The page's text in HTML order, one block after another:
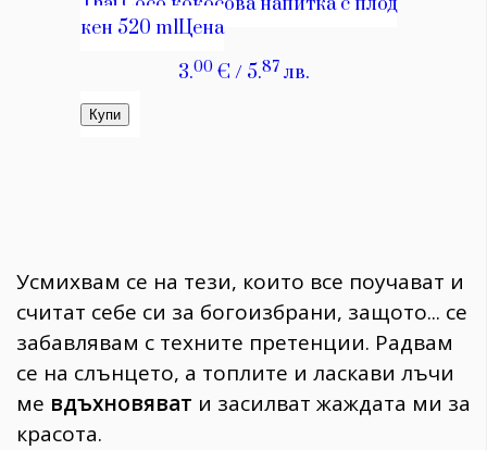
Усмихвам се на тези, които все поучават и
считат себе си за богоизбрани, защото... се
забавлявам с техните претенции. Радвам
се на слънцето, а топлите и ласкави лъчи
ме вдъхновяват и засилват жаждата ми за
красота.